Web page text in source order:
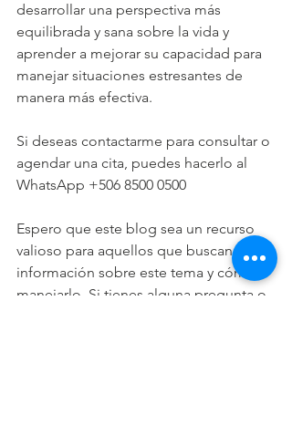
desarrollar una perspectiva más
equilibrada y sana sobre la vida y
aprender a mejorar su capacidad para
manejar situaciones estresantes de
manera más efectiva.
Si deseas contactarme para consultar o
agendar una cita, puedes hacerlo al
WhatsApp +506 8500 0500
Espero que este blog sea un recurso
valioso para aquellos que buscan
información sobre este tema y cómo
manejarlo. Si tienes alguna pregunta o